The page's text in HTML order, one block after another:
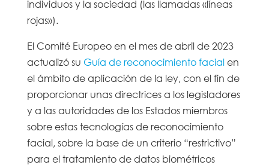
individuos y la sociedad (las llamadas «líneas
rojas»).
El Comité Europeo en el mes de abril de 2023
actualizó su Guía de reconocimiento facialen
el ámbito de aplicación de la ley, con el fin de
proporcionar unas directrices a los legisladores
y a las autoridades de los Estados miembros
sobre estas tecnologías de reconocimiento
facial, sobre la base de un criterio “restrictivo”
para el tratamiento de datos biométricos